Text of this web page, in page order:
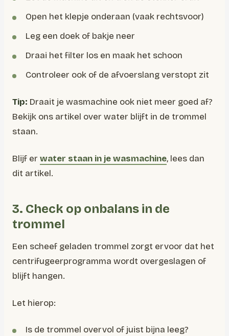
Open het klepje onderaan (vaak rechtsvoor)
Leg een doek of bakje neer
Draai het filter los en maak het schoon
Controleer ook of de afvoerslang verstopt zit
Tip: Draait je wasmachine ook niet meer goed af?
Bekijk ons artikel over water blijft in de trommel
staan.
Blijf er water staan in je wasmachine, lees dan
dit artikel.
3. Check op onbalans in de
trommel
Een scheef geladen trommel zorgt ervoor dat het
centrifugeerprogramma wordt overgeslagen of
blijft hangen.
Let hierop:
Is de trommel overvol of juist bijna leeg?